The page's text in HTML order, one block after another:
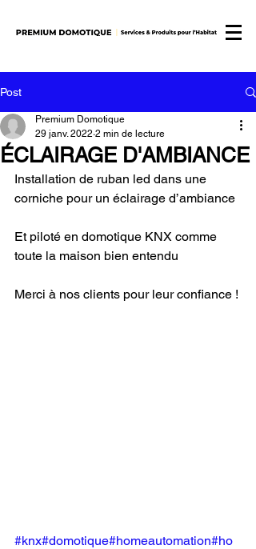
Post
ÉCLAIRAGE D'AMBIANCE
Premium Domotique
29 janv. 2022 2 min de lecture
Installation de ruban led dans une
corniche pour un éclairage d’ambiance
Et piloté en domotique KNX comme
toute la maison bien entendu
Merci à nos clients pour leur confiance !
#knx#domotique#homeautomation#ho